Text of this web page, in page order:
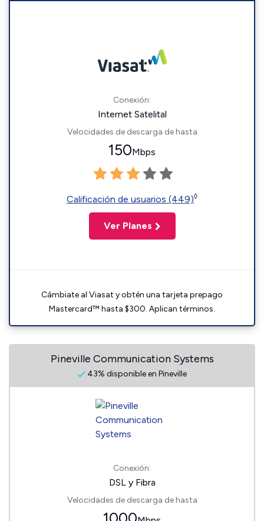
Conexión:
Internet Satelital
Velocidades de descarga de hasta
150Mbps
Calificación de usuarios (449)◊
Ver Planes
Cámbiate al Viasat y obtén una tarjeta prepago
Mastercard™ hasta $300. Aplican términos.
Pineville Communication Systems
43% disponible en Pineville
Conexión:
DSL y Fibra
Velocidades de descarga de hasta